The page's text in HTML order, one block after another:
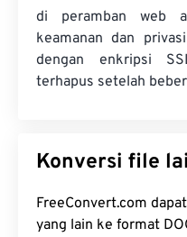
di peramban web
keamanan dan
dengan enkripsi
terhapus setelah
FreeConvert.com
yang lain ke